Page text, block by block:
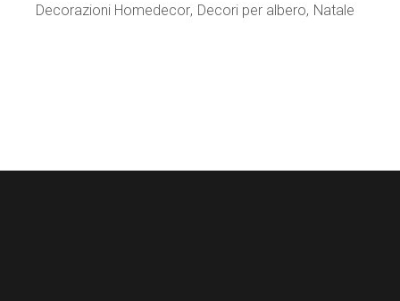
Decorazioni Homedecor Decori per albero Natale